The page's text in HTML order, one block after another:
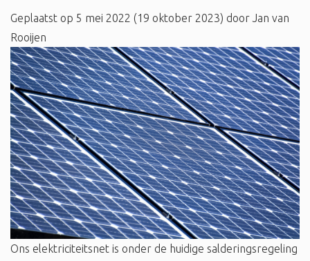
Geplaatst op 5 mei 2022 (19 oktober 2023) door Jan van
Rooijen
Ons elektriciteitsnet is onder de huidige salderingsregeling